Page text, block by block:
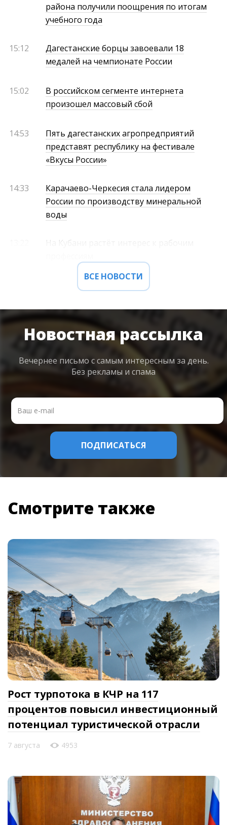
района получили поощрения по итогам
учебного года
15:12
Дагестанские борцы завоевали 18
медалей на чемпионате России
15:02
В российском сегменте интернета
произошел массовый сбой
14:53
Пять дагестанских агропредприятий
представят республику на фестивале
«Вкусы России»
14:33
Карачаево-Черкесия стала лидером
России по производству минеральной
воды
На Кубани растёт интерес к рабочим
ВСЕ НОВОСТИ
Новостная рассылка
Вечернее письмо с самым интересным за день.
Без рекламы и спама
Смотрите также
Рост турпотока в КЧР на 117
процентов повысил инвестиционный
потенциал туристической отрасли
7 августа 4953